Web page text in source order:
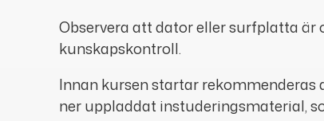
Observera att dator eller surfplatta
kunskapskontroll.
Innan kursen startar
ner uppladdat instuderingsmaterial,